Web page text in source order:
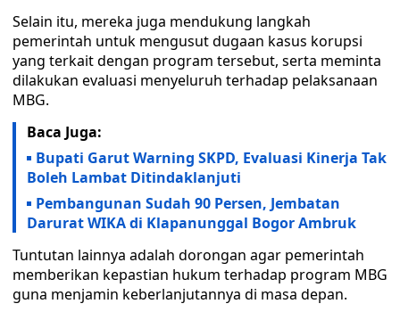
Selain itu, mereka juga mendukung langkah
pemerintah untuk mengusut dugaan kasus korupsi
yang terkait dengan program tersebut, serta meminta
dilakukan evaluasi menyeluruh terhadap pelaksanaan
MBG.
Baca Juga:
Bupati Garut Warning SKPD, Evaluasi Kinerja Tak
Boleh Lambat Ditindaklanjuti
Pembangunan Sudah 90 Persen, Jembatan
Darurat WIKA di Klapanunggal Bogor Ambruk
Tuntutan lainnya adalah dorongan agar pemerintah
memberikan kepastian hukum terhadap program MBG
guna menjamin keberlanjutannya di masa depan.